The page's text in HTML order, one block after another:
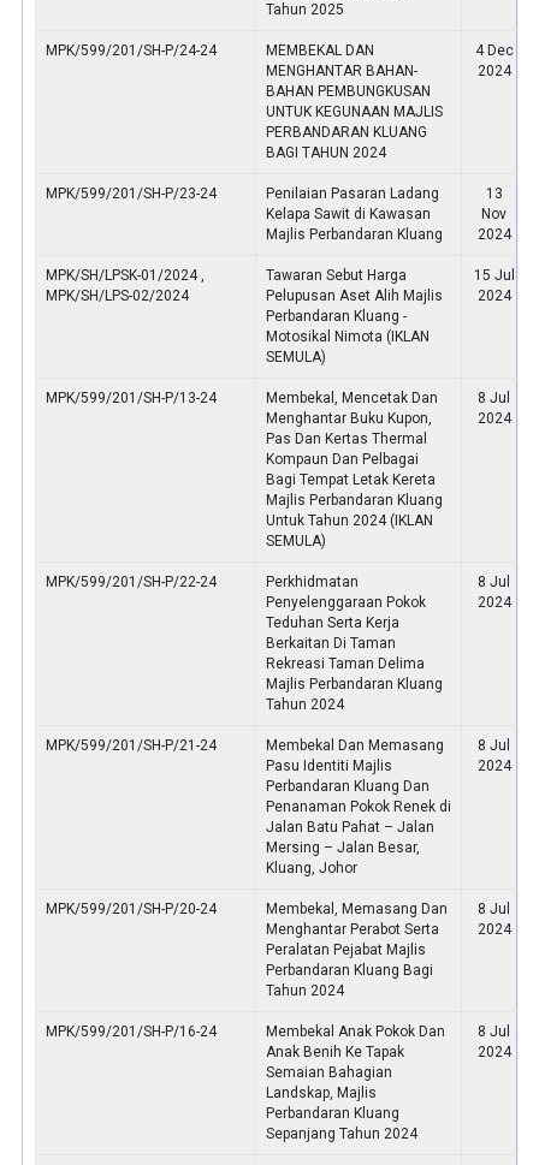
Tahun 2025
MPK/599/201/SH-P/24-24
MEMBEKAL DAN
MENGHANTAR BAHAN-
BAHAN PEMBUNGKUSAN
UNTUK KEGUNAAN MAJLIS
PERBANDARAN KLUANG
BAGI TAHUN 2024
4 Dec
2024
MPK/599/201/SH-P/23-24
Penilaian Pasaran Ladang
Kelapa Sawit di Kawasan
Majlis Perbandaran Kluang
13
Nov
2024
MPK/SH/LPSK-01/2024 ,
MPK/SH/LPS-02/2024
Tawaran Sebut Harga
Pelupusan Aset Alih Majlis
Perbandaran Kluang -
Motosikal Nimota (IKLAN
SEMULA)
15 Jul
2024
MPK/599/201/SH-P/13-24
Membekal, Mencetak Dan
Menghantar Buku Kupon,
Pas Dan Kertas Thermal
Kompaun Dan Pelbagai
Bagi Tempat Letak Kereta
Majlis Perbandaran Kluang
Untuk Tahun 2024 (IKLAN
SEMULA)
8 Jul
2024
MPK/599/201/SH-P/22-24
Perkhidmatan
Penyelenggaraan Pokok
Teduhan Serta Kerja
Berkaitan Di Taman
Rekreasi Taman Delima
Majlis Perbandaran Kluang
Tahun 2024
8 Jul
2024
MPK/599/201/SH-P/21-24
Membekal Dan Memasang
Pasu Identiti Majlis
Perbandaran Kluang Dan
Penanaman Pokok Renek di
Jalan Batu Pahat – Jalan
Mersing – Jalan Besar,
Kluang, Johor
8 Jul
2024
MPK/599/201/SH-P/20-24
Membekal, Memasang Dan
Menghantar Perabot Serta
Peralatan Pejabat Majlis
Perbandaran Kluang Bagi
Tahun 2024
8 Jul
2024
MPK/599/201/SH-P/16-24
Membekal Anak Pokok Dan
Anak Benih Ke Tapak
Semaian Bahagian
Landskap, Majlis
Perbandaran Kluang
Sepanjang Tahun 2024
8 Jul
2024